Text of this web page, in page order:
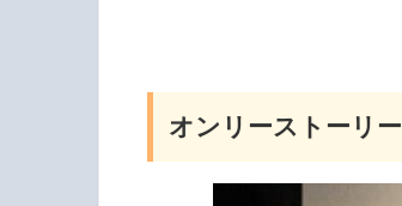
オンリーストーリー